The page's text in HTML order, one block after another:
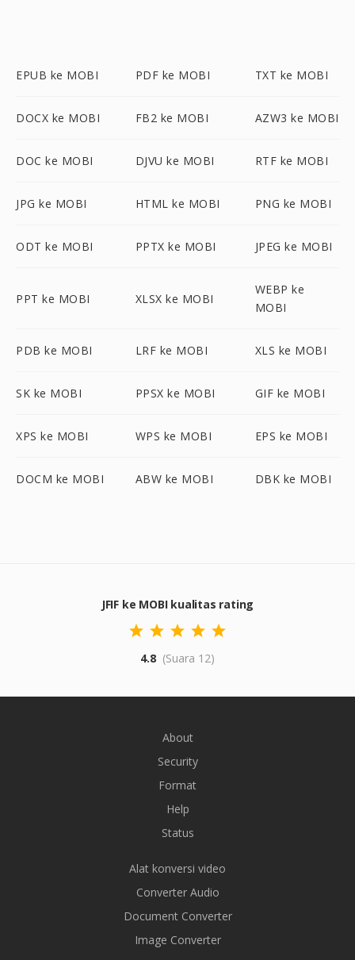
EPUB ke MOBI PDF ke MOBI TXT ke MOBI
DOCX ke MOBI FB2 ke MOBI AZW3 ke MOBI
DOC ke MOBI DJVU ke MOBI RTF ke MOBI
JPG ke MOBI HTML ke MOBI PNG ke MOBI
ODT ke MOBI PPTX ke MOBI JPEG ke MOBI
PPT ke MOBI XLSX ke MOBI
WEBP ke
MOBI
PDB ke MOBI LRF ke MOBI XLS ke MOBI
SK ke MOBI PPSX ke MOBI GIF ke MOBI
XPS ke MOBI WPS ke MOBI EPS ke MOBI
DOCM ke MOBI ABW ke MOBI DBK ke MOBI
JFIF ke MOBI kualitas rating
4.8 (Suara 12)
About
Security
Format
Help
Status
Alat konversi video
Converter Audio
Document Converter
Image Converter